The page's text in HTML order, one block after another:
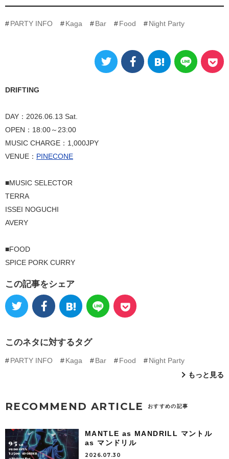
PARTY INFO Kaga Bar Food Night Party
DRIFTING
DAY：2026.06.13 Sat.
OPEN：18:00～23:00
MUSIC CHARGE：1,000JPY
VENUE： PINECONE
■MUSIC SELECTOR
TERRA
ISSEI NOGUCHI
AVERY
■FOOD
SPICE PORK CURRY
この記事をシェア
このネタに対するタグ
PARTY INFO Kaga Bar Food
Night Party
もっと見る
RECOMMEND ARTICLE おすすめの記事
MANTLE as MANDRILL マントル
as マンドリル
2026.07.30